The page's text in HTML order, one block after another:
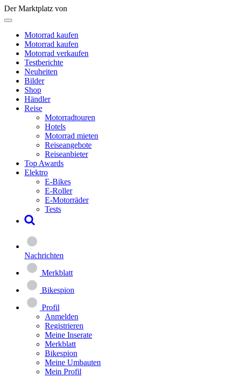
Der Marktplatz von
Motorrad kaufen
Motorrad kaufen
Motorrad verkaufen
Testberichte
Neuheiten
Bilder
Shop
Händler
Reise
Motorradtouren
Hotels
Motorrad mieten
Reiseangebote
Reiseanbieter
Top Awards
Elektro
E-Bikes
E-Roller
E-Motorräder
Tests
Nachrichten
Merkblatt
Bikespion
Profil
Anmelden
Registrieren
Meine Inserate
Merkblatt
Bikespion
Meine Umbauten
Mein Profil